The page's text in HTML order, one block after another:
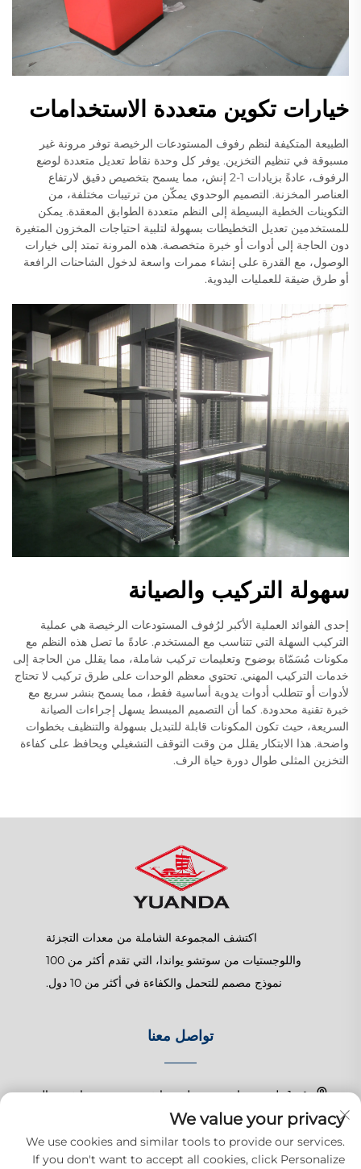
خيارات تكوين متعددة الاستخدامات
الطبيعة المتكيفة لنظم رفوف المستودعات الرخيصة توفر مرونة غير
مسبوقة في تنظيم التخزين. يوفر كل وحدة نقاط تعديل متعددة لوضع
الرفوف، عادةً بزيادات 1-2 إنش، مما يسمح بتخصيص دقيق لارتفاع
العناصر المخزنة. التصميم الوحدوي يمكّن من ترتيبات مختلفة، من
التكوينات الخطية البسيطة إلى النظم متعددة الطوابق المعقدة. يمكن
للمستخدمين تعديل التخطيطات بسهولة لتلبية احتياجات المخزون المتغيرة
دون الحاجة إلى أدوات أو خبرة متخصصة. هذه المرونة تمتد إلى خيارات
الوصول، مع القدرة على إنشاء ممرات واسعة لدخول الشاحنات الرافعة
أو طرق ضيقة للعمليات اليدوية.
سهولة التركيب والصيانة
إحدى الفوائد العملية الأكبر لرُفوف المستودعات الرخيصة هي عملية
التركيب السهلة التي تتناسب مع المستخدم. عادةً ما تصل هذه النظم مع
مكونات مُسَمّاة بوضوح وتعليمات تركيب شاملة، مما يقلل من الحاجة إلى
خدمات التركيب المهني. تحتوي معظم الوحدات على طرق تركيب لا تحتاج
لأدوات أو تتطلب أدوات يدوية أساسية فقط، مما يسمح بنشر سريع مع
خبرة تقنية محدودة. كما أن التصميم المبسط يسهل إجراءات الصيانة
السريعة، حيث تكون المكونات قابلة للتبديل بسهولة والتنظيف بخطوات
واضحة. هذا الابتكار يقلل من وقت التوقف التشغيلي ويحافظ على كفاءة
التخزين المثلى طوال دورة حياة الرف.
اكتشف المجموعة الشاملة من معدات التجزئة
واللوجستيات من سوتشو يواندا، التي تقدم أكثر من 100
نموذج مصمم للتحمل والكفاءة في أكثر من 10 دول.
تواصل معنا
رقم 1 طريق تشانغتشون، بلدة شانغهو، سوزهو، جيانغسو، الصين
+86-15150179453
[email protected]
We value your privacy
We use cookies and similar tools to provide our services.
If you don't want to accept all cookies, click Personalize